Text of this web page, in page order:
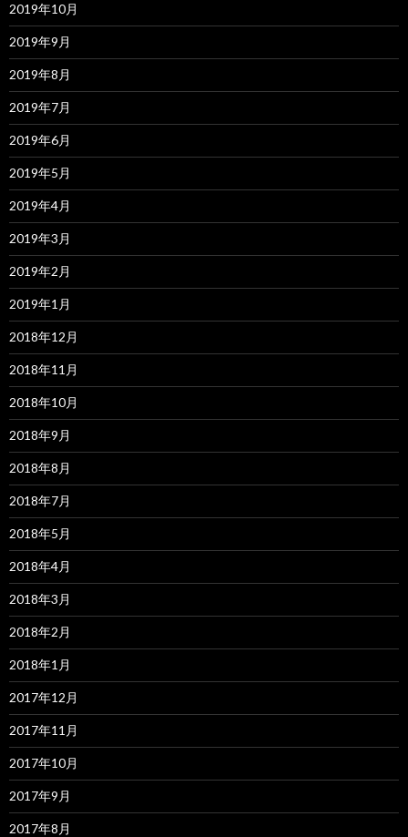
2019年10月
2019年9月
2019年8月
2019年7月
2019年6月
2019年5月
2019年4月
2019年3月
2019年2月
2019年1月
2018年12月
2018年11月
2018年10月
2018年9月
2018年8月
2018年7月
2018年5月
2018年4月
2018年3月
2018年2月
2018年1月
2017年12月
2017年11月
2017年10月
2017年9月
2017年8月